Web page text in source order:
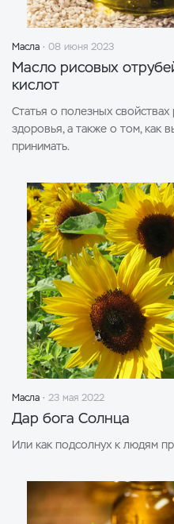
Масла 08 июня 2023
Масло рисовых
кислот
Статья о полезных
здоровья, а также о том, как
принимать.
Масла 23 мая 2022
Дар бога Солнца
Или как подсолнух к людям